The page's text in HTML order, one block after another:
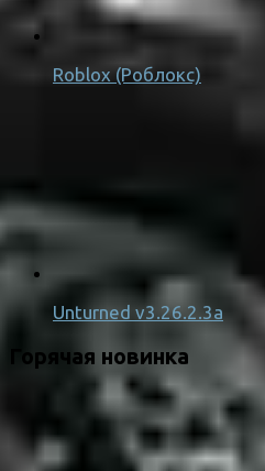
Roblox (Роблокс)
Unturned v3.26.2.3a
Горячая новинка